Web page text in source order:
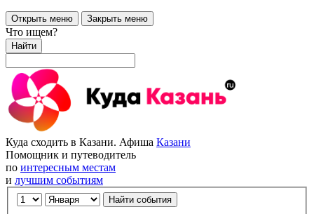
Открыть меню Закрыть меню
Что ищем?
Найти
Куда сходить в Казани. Афиша Казани
Помощник и путеводитель
по интересным местам
и лучшим событиям